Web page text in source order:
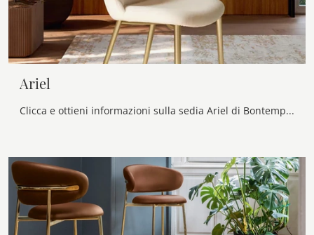
Ariel
Clicca e ottieni informazioni sulla sedia Ariel di Bontempi in tessuto: le più esclusive Sedie fisse design ti aspettano.